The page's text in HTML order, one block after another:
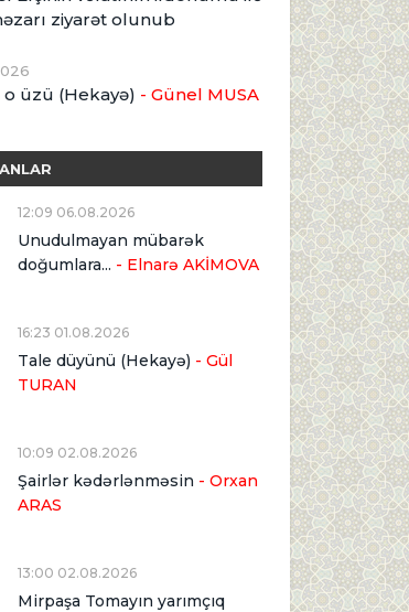
ziyarət olunub
o üzü (Hekayə) - Günel MUSA
12:09 06.08.2026
Unudulmayan mübarək
doğumlara... - Elnarə AKİMOVA
16:23 01.08.2026
Tale düyünü (Hekayə) - Gül
TURAN
10:09 02.08.2026
Şairlər kədərlənməsin - Orxan
ARAS
13:00 02.08.2026
Mirpaşa Tomayın yarımçıq